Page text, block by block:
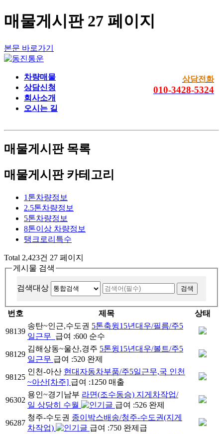
매물게시판 27 페이지
본문 바로가기
상담전화
010-3428-5324
차량매물
상담신청
회사소개
오시는 길
매물게시판목록
매물게시판 카테고리
1톤차량정보
2.5톤차량정보
5톤차량정보
8톤이상 차량정보
탱크로리특수
Total 2,423건 27 페이지
게시물 검색
검색대상
번호 제목 상태
98139
송탄~인근,수도권 5톤축윙15년대우/필름/주5
일근무 급여 :600 순수
98129
김해상동~울산,경주 5톤윙15년대우/볼트/주5
일근무 급여 :520 완제
98125
인천-아산 현대자동차부품/주5일근무,국 인천
~아산[차주] 급여 :1250 매출
96302
용인~경기남부 라면(조수동승) 지게차작업/
일 상당히 수월
급여 :526 완제
96287
청주-수도권 종이박스배송/청주-수도권(지게
차작업)
급여 :750 완제급